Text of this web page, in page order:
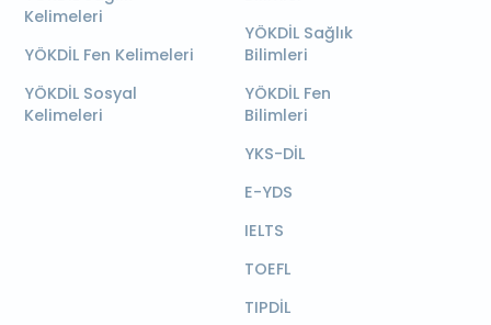
Kelimeleri
YÖKDİL Fen Kelimeleri
YÖKDİL Sosyal
Kelimeleri
YÖKDİL Sağlık
Bilimleri
YÖKDİL Fen
Bilimleri
YKS-DİL
E-YDS
IELTS
TOEFL
TIPDİL